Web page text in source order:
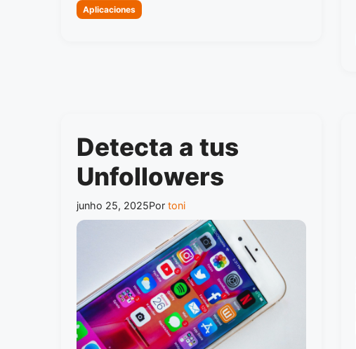
Categorias
Aplicaciones
Detecta a tus
Unfollowers
junho 25, 2025Por toni